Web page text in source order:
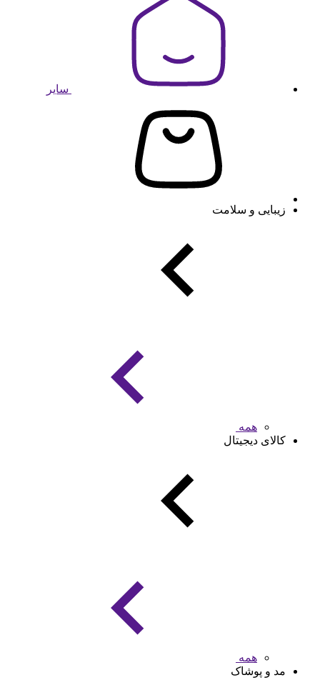
سایر
زیبایی و سلامت
همه
کالای دیجیتال
همه
مد و پوشاک